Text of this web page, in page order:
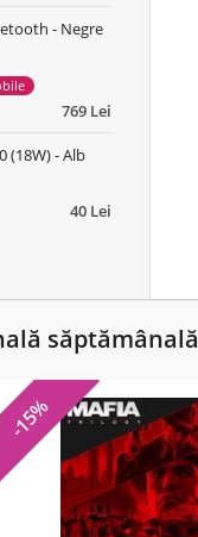
769 Lei
- Negre
40 Lei
(18W) - Alb
săptămânală
-15%